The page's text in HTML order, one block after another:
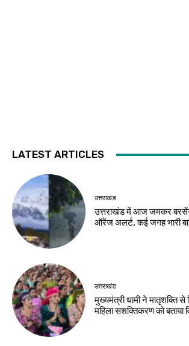
LATEST ARTICLES
उत्तराखंड
उत्तराखंड में आज जमकर
ऑरेंज अलर्ट, कई जगह भारी
उत्तराखंड
मुख्यमंत्री धामी ने मातृशक्ति से
महिला सशक्तिकरण को बताया